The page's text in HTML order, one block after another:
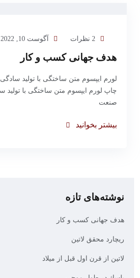
2 نظرات آگوست 10, 2022
هدف جهانی کسب و کار
لورم ایپسوم متن ساختگی با تولید
چاپ لورم ایپسوم متن ساختگی با تولید
صنعت
بیشتر بخوانید
نوشته‌های تازه
هدف جهانی کسب و کار
ریچارد محقق لاتین
لاتین از قرن اول قبل از میلاد